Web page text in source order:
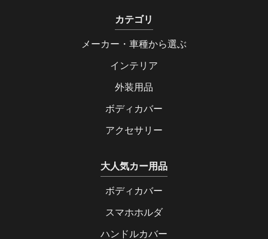
カテゴリ
メーカー・車種から選ぶ
インテリア
外装用品
ボディカバー
アクセサリー
大人気カー用品
ボディカバー
スマホホルダ
ハンドルカバー